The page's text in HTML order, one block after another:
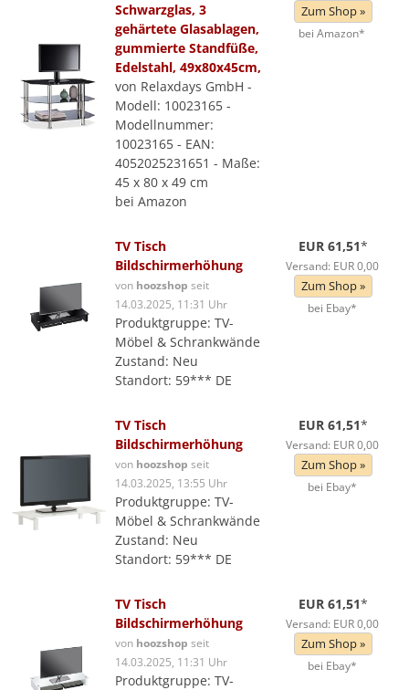
Schwarzglas, 3
gehärtete Glasablagen,
gummierte Standfüße,
Edelstahl, 49x80x45cm,
von Relaxdays GmbH -
Modell: 10023165 -
Modellnummer:
10023165 - EAN:
4052025231651 - Maße:
45 x 80 x 49 cm
bei Amazon
Zum Shop »
bei Amazon*
TV Tisch
Bildschirmerhöhung
von hoozshop seit
14.03.2025, 11:31 Uhr
Produktgruppe: TV-
Möbel & Schrankwände
Zustand: Neu
Standort: 59*** DE
EUR 61,51*
Versand: EUR 0,00
Zum Shop »
bei Ebay*
TV Tisch
Bildschirmerhöhung
von hoozshop seit
14.03.2025, 13:55 Uhr
Produktgruppe: TV-
Möbel & Schrankwände
Zustand: Neu
Standort: 59*** DE
EUR 61,51*
Versand: EUR 0,00
Zum Shop »
bei Ebay*
TV Tisch
Bildschirmerhöhung
von hoozshop seit
14.03.2025, 11:31 Uhr
Produktgruppe: TV-
EUR 61,51*
Versand: EUR 0,00
Zum Shop »
bei Ebay*